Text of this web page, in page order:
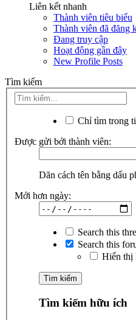
Liên kết nhanh
Thành viên tiêu biểu
Thành viên đã đăng
Đang truy cập
Hoạt động gần đây
New Profile Posts
Tìm kiếm
Chỉ tìm trong
Được gửi bởi thành viên:
Dãn cách tên bằng dấu
Mới hơn ngày:
Search this
Search this
Hiển thị
Tìm kiếm hữu ích